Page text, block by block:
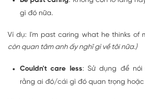
gì đó nữa.
Ví dụ: I'm past caring what he thinks of
còn quan tâm anh ấy nghĩ gì về tôi nữa.)
Couldn't care less: Sử dụng để
rằng ai đó/cái gì đó quan trọng